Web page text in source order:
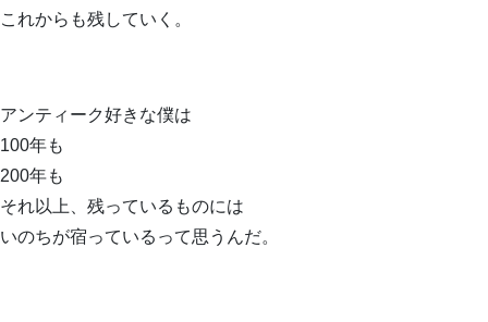
これからも残していく。
アンティーク好きな僕は
100年も
200年も
それ以上、残っているものには
いのちが宿っているって思うんだ。